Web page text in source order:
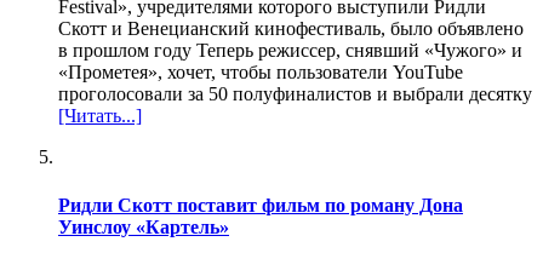
Festival», учредителями которого выступили Ридли
Скотт и Венецианский кинофестиваль, было объявлено
в прошлом году Теперь режиссер, снявший «Чужого» и
«Прометея», хочет, чтобы пользователи YouTube
проголосовали за 50 полуфиналистов и выбрали десятку
[Читать...]
Ридли Скотт поставит фильм по роману Дона
Уинслоу «Картель»